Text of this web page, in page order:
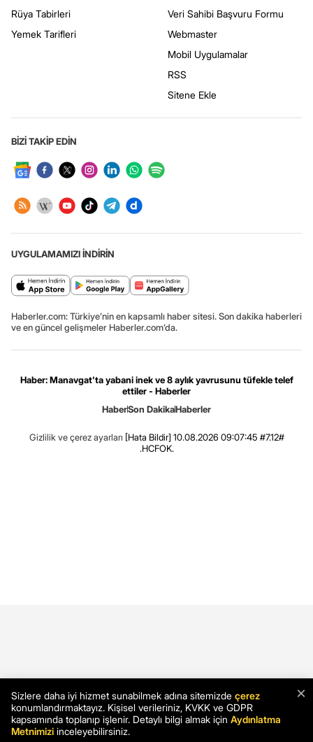
Rüya Tabirleri
Yemek Tarifleri
Veri Sahibi Başvuru Formu
Webmaster
Mobil Uygulamalar
RSS
Sitene Ekle
BİZİ TAKİP EDİN
UYGULAMAMIZI İNDİRİN
Haberler.com: Türkiye’nin en kapsamlı haber sitesi. Son dakika haberleri
ve en güncel gelişmeler Haberler.com’da.
Haber: Manavgat'ta yabani inek ve 8 aylık yavrusunu tüfekle telef
ettiler - Haberler
HaberSon DakikaHaberler
Gizlilik ve çerez ayarları [Hata Bildir] 10.08.2026 09:07:45 #7.12#
.HCFOK.
×
Sizlere daha iyi hizmet sunabilmek adına sitemizde çerez
konumlandırmaktayız. Kişisel verileriniz, KVKK ve GDPR
kapsamında toplanıp işlenir. Detaylı bilgi almak için Aydınlatma
Metnimizi inceleyebilirsiniz.